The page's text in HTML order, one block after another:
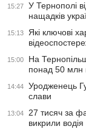
15:27
У Тернополі
нащадків
15:13
Які ключові
15:00
На
понад 50 млн
14:44
Уродженець
слави
13:04
27 тисяч за
викрили